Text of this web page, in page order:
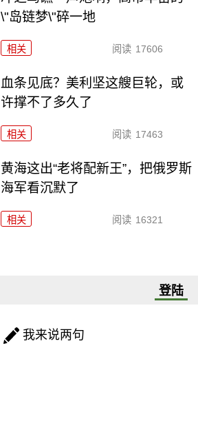
\"岛链梦\"碎一地
相关 阅读 17606
血条见底？美利坚这艘巨轮，或
许撑不了多久了
相关 阅读 17463
黄海这出“老将配新王”，把俄罗斯
海军看沉默了
相关 阅读 16321
登陆
我来说两句